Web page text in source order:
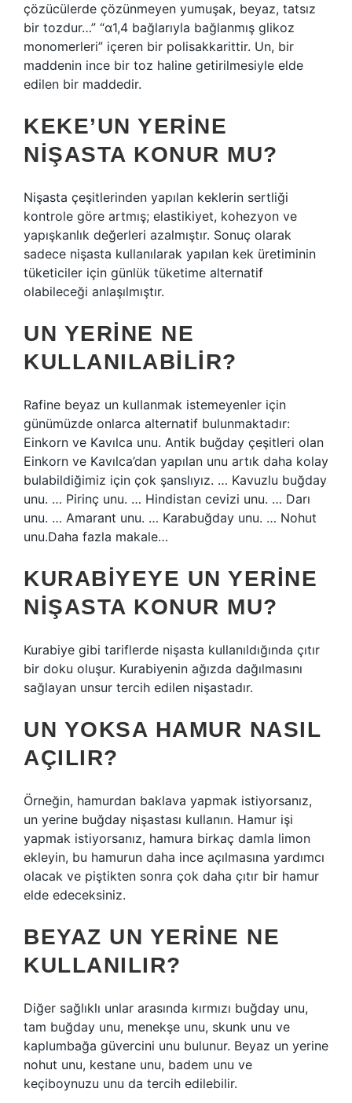
çözücülerde çözünmeyen yumuşak, beyaz, tatsız
bir tozdur…” “α1,4 bağlarıyla bağlanmış glikoz
monomerleri” içeren bir polisakkarittir. Un, bir
maddenin ince bir toz haline getirilmesiyle elde
edilen bir maddedir.
KEKE’UN YERINE
NIŞASTA KONUR MU?
Nişasta çeşitlerinden yapılan keklerin sertliği
kontrole göre artmış; elastikiyet, kohezyon ve
yapışkanlık değerleri azalmıştır. Sonuç olarak
sadece nişasta kullanılarak yapılan kek üretiminin
tüketiciler için günlük tüketime alternatif
olabileceği anlaşılmıştır.
UN YERINE NE
KULLANILABILIR?
Rafine beyaz un kullanmak istemeyenler için
günümüzde onlarca alternatif bulunmaktadır:
Einkorn ve Kavılca unu. Antik buğday çeşitleri olan
Einkorn ve Kavılca’dan yapılan unu artık daha kolay
bulabildiğimiz için çok şanslıyız. … Kavuzlu buğday
unu. … Pirinç unu. … Hindistan cevizi unu. … Darı
unu. … Amarant unu. … Karabuğday unu. … Nohut
unu.Daha fazla makale…
KURABIYEYE UN YERINE
NIŞASTA KONUR MU?
Kurabiye gibi tariflerde nişasta kullanıldığında çıtır
bir doku oluşur. Kurabiyenin ağızda dağılmasını
sağlayan unsur tercih edilen nişastadır.
UN YOKSA HAMUR NASIL
AÇILIR?
Örneğin, hamurdan baklava yapmak istiyorsanız,
un yerine buğday nişastası kullanın. Hamur işi
yapmak istiyorsanız, hamura birkaç damla limon
ekleyin, bu hamurun daha ince açılmasına yardımcı
olacak ve piştikten sonra çok daha çıtır bir hamur
elde edeceksiniz.
BEYAZ UN YERINE NE
KULLANILIR?
Diğer sağlıklı unlar arasında kırmızı buğday unu,
tam buğday unu, menekşe unu, skunk unu ve
kaplumbağa güvercini unu bulunur. Beyaz un yerine
nohut unu, kestane unu, badem unu ve
keçiboynuzu unu da tercih edilebilir.